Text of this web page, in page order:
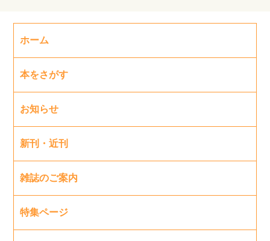
ホーム
本をさがす
お知らせ
新刊・近刊
雑誌のご案内
特集ページ